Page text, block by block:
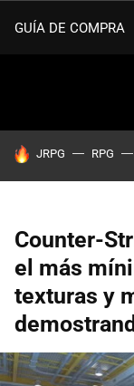
GUÍA DE COMPRA
HOY SE HABLA DE
JRPG RPG
Counter-
el más
texturas y